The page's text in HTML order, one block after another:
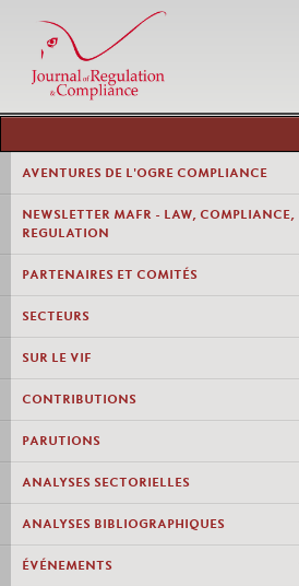
AVENTURES DE L'OGRE COMPLIANCE
NEWSLETTER MAFR - LAW, COMPLIANCE,
REGULATION
PARTENAIRES ET COMITÉS
SECTEURS
SUR LE VIF
CONTRIBUTIONS
PARUTIONS
ANALYSES SECTORIELLES
ANALYSES BIBLIOGRAPHIQUES
ÉVÉNEMENTS